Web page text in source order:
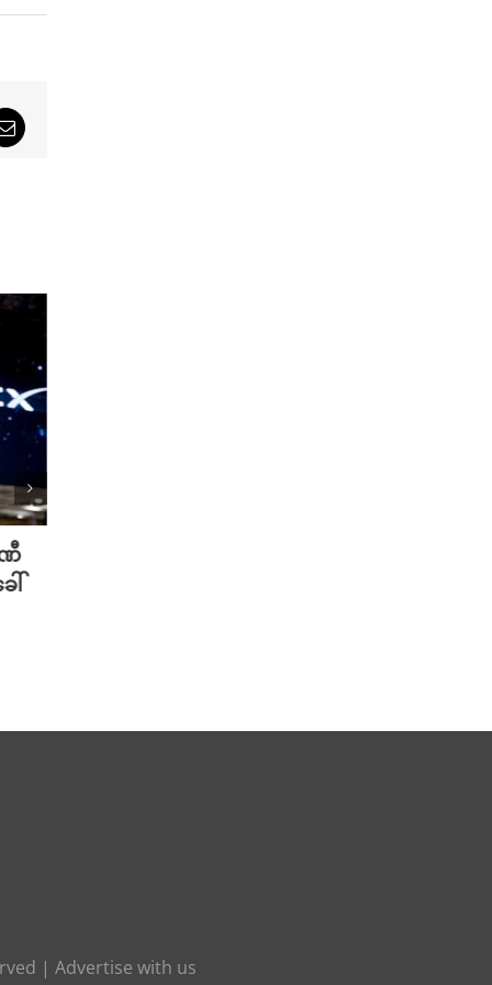
Email
ဏီ
ါ်
| Advertise with us